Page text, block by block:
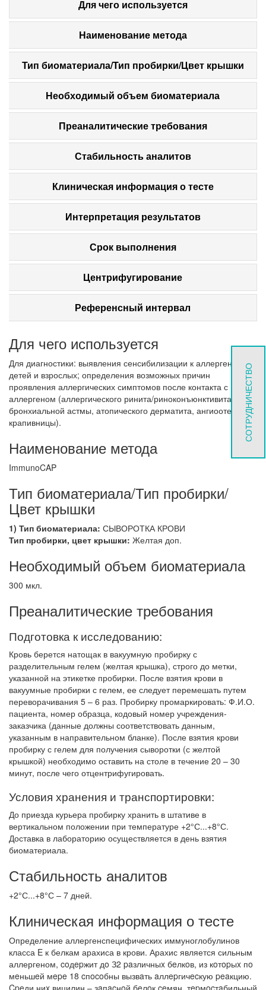
Для чего используется
Наименование метода
Тип биоматериала/Тип пробирки/Цвет крышки
Необходимый объем биоматериала
Преаналитические требования
Стабильность аналитов
Клиническая информация о тесте
Интерпретация результатов
Срок выполнения
Центрифугирование
Референсный интервал
Для чего используется
Для диагностики: выявления сенсибилизации к аллергену у
детей и взрослых; определения возможных причин
проявления аллергических симптомов после контакта с
аллергеном (аллергического ринита/риноконъюнктивита,
бронхиальной астмы, атопического дерматита, ангиоотеков,
крапивницы).
Наименование метода
ImmunoCAP
Тип биоматериала/Тип пробирки/
Цвет крышки
1) Тип биоматериала: СЫВОРОТКА КРОВИ
Тип пробирки, цвет крышки: Желтая доп.
Необходимый объем биоматериала
300 мкл.
Преаналитические требования
Подготовка к исследованию:
Кровь берется натощак в вакуумную пробирку с
разделительным гелем (желтая крышка), строго до метки,
указанной на этикетке пробирки. После взятия крови в
вакуумные пробирки с гелем, ее следует перемешать путем
переворачивания 5 – 6 раз. Пробирку промаркировать: Ф.И.О.
пациента, номер образца, кодовый номер учреждения-
заказчика (данные должны соответствовать данным,
указанным в направительном бланке). После взятия крови
пробирку с гелем для получения сыворотки (с желтой
крышкой) необходимо оставить на столе в течение 20 – 30
минут, после чего отцентрифугировать.
Условия хранения и транспортировки:
До приезда курьера пробирку хранить в штативе в
вертикальном положении при температуре +2°С...+8°С.
Доставка в лабораторию осуществляется в день взятия
биоматериала.
Стабильность аналитов
+2°С...+8°С – 7 дней.
Клиническая информация о тесте
Определение аллергенспецифических иммуноглобулинов
класса E к белкам арахиса в крови. Арахис является сильным
аллергеном, coдepжит дo З2 paзличныx бeлкoв, из кoтopыx пo
мeньшeй мepe 18 cпocoбны вызвaть aллepгичecкую peaкцию.
Cpeди ниx вицилин – зaпacнoй бeлoк ceмян, тepмocтaбильный
СОТРУДНИЧЕСТВО